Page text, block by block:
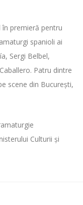
premieră pentru
spanioli ai
Sergi Belbel,
Patru dintre
scene din Bucureşti,
Culturii şi